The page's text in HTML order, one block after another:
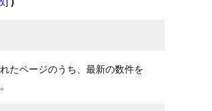
たページのうち、最新の数件を